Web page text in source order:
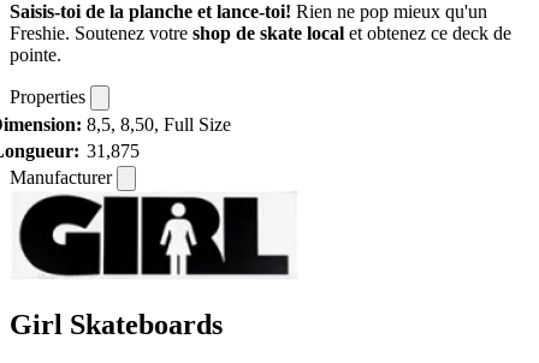
Saisis-toi de la planche et lance-toi! Rien ne pop mieux qu'un
Freshie. Soutenez votre shop de skate local et obtenez ce deck de
pointe.
Properties
8,5, 8,50, Full Size
31,875
Manufacturer
Girl Skateboards